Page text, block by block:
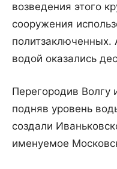
возведения этого
сооружения
водой оказались
Перегородив Волгу
подняв уровень
создали
именуемое